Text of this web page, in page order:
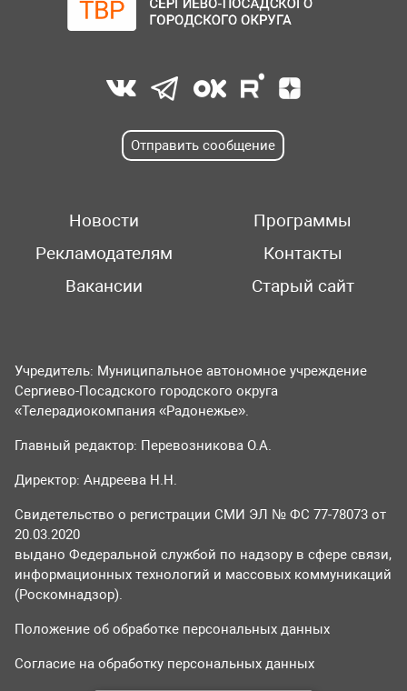
Отправить сообщение
Новости
Программы
Рекламодателям
Контакты
Вакансии
Старый сайт
Учредитель: Муниципальное автономное учреждение
Сергиево-Посадского городского округа
«Телерадиокомпания «Радонежье».
Главный редактор: Перевозникова О.А.
Директор: Андреева Н.Н.
Свидетельство о регистрации СМИ ЭЛ № ФС 77-78073 от
20.03.2020
выдано Федеральной службой по надзору в сфере связи,
информационных технологий и массовых коммуникаций
(Роскомнадзор).
Положение об обработке персональных данных
Согласие на обработку персональных данных